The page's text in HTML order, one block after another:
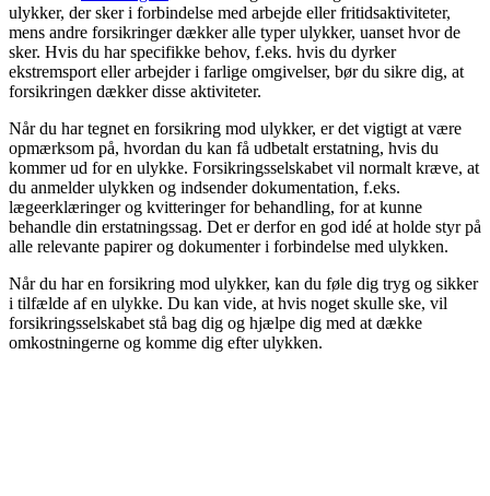
ulykker, der sker i forbindelse med arbejde eller fritidsaktiviteter,
mens andre forsikringer dækker alle typer ulykker, uanset hvor de
sker. Hvis du har specifikke behov, f.eks. hvis du dyrker
ekstremsport eller arbejder i farlige omgivelser, bør du sikre dig, at
forsikringen dækker disse aktiviteter.
Når du har tegnet en forsikring mod ulykker, er det vigtigt at være
opmærksom på, hvordan du kan få udbetalt erstatning, hvis du
kommer ud for en ulykke. Forsikringsselskabet vil normalt kræve, at
du anmelder ulykken og indsender dokumentation, f.eks.
lægeerklæringer og kvitteringer for behandling, for at kunne
behandle din erstatningssag. Det er derfor en god idé at holde styr på
alle relevante papirer og dokumenter i forbindelse med ulykken.
Når du har en forsikring mod ulykker, kan du føle dig tryg og sikker
i tilfælde af en ulykke. Du kan vide, at hvis noget skulle ske, vil
forsikringsselskabet stå bag dig og hjælpe dig med at dække
omkostningerne og komme dig efter ulykken.